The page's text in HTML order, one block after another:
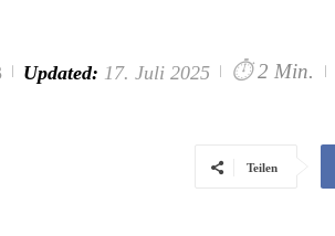
Updated: 17. Juli 2025 ⏱ 2 Min.
Teilen